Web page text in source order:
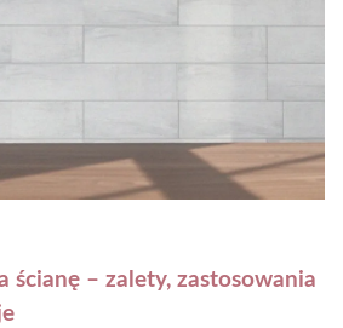
ścianę – zalety, zastosowania